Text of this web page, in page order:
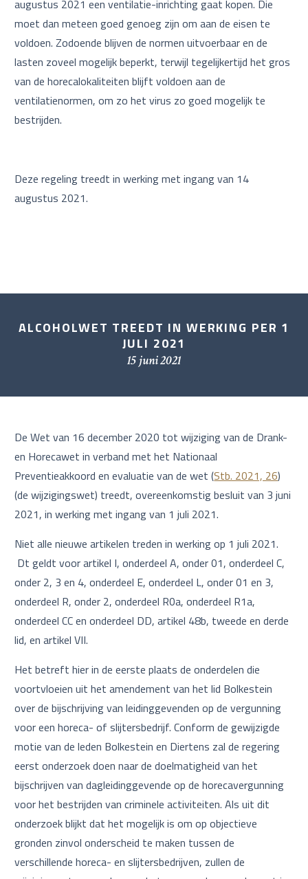
augustus 2021 een ventilatie-inrichting gaat kopen. Die
moet dan meteen goed genoeg zijn om aan de eisen te
voldoen. Zodoende blijven de normen uitvoerbaar en de
lasten zoveel mogelijk beperkt, terwijl tegelijkertijd het gros
van de horecalokaliteiten blijft voldoen aan de
ventilatienormen, om zo het virus zo goed mogelijk te
bestrijden.
Deze regeling treedt in werking met ingang van 14
augustus 2021.
ALCOHOLWET TREEDT IN WERKING PER 1
JULI 2021
15 juni 2021
De Wet van 16 december 2020 tot wijziging van de Drank-
en Horecawet in verband met het Nationaal
Preventieakkoord en evaluatie van de wet (Stb. 2021, 26)
(de wijzigingswet) treedt, overeenkomstig besluit van 3 juni
2021, in werking met ingang van 1 juli 2021.
Niet alle nieuwe artikelen treden in werking op 1 juli 2021.
Dt geldt voor artikel I, onderdeel A, onder 01, onderdeel C,
onder 2, 3 en 4, onderdeel E, onderdeel L, onder 01 en 3,
onderdeel R, onder 2, onderdeel R0a, onderdeel R1a,
onderdeel CC en onderdeel DD, artikel 48b, tweede en derde
lid, en artikel VII.
Het betreft hier in de eerste plaats de onderdelen die
voortvloeien uit het amendement van het lid Bolkestein
over de bijschrijving van leidinggevenden op de vergunning
voor een horeca- of slijtersbedrijf. Conform de gewijzigde
motie van de leden Bolkestein en Diertens zal de regering
eerst onderzoek doen naar de doelmatigheid van het
bijschrijven van dagleidinggevende op de horecavergunning
voor het bestrijden van criminele activiteiten. Als uit dit
onderzoek blijkt dat het mogelijk is om op objectieve
gronden zinvol onderscheid te maken tussen de
verschillende horeca- en slijtersbedrijven, zullen de